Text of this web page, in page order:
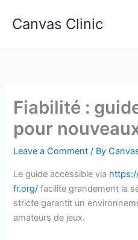
Canvas Clinic
Fiabilité :
pour
Leave a Comment / By
Le guide accessible via
fr.org/ facilite grandement la
stricte garantit un
amateurs de jeux.